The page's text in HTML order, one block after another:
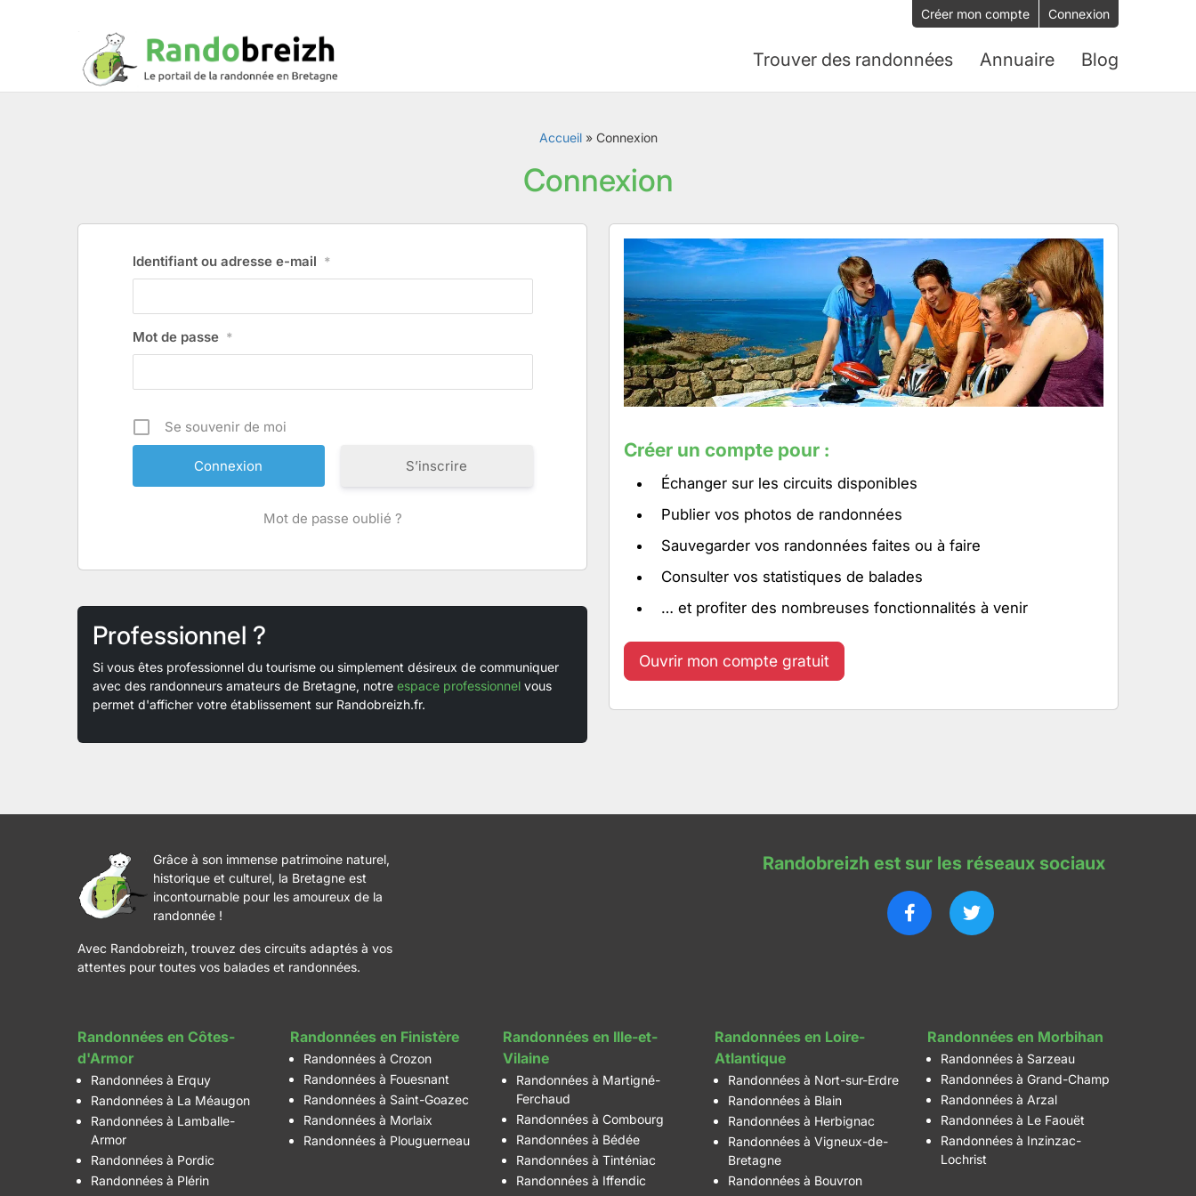
Créer mon compte Connexion
Trouver des randonnées Annuaire Blog
Accueil» Connexion
Connexion
Identifiant ou adresse e-mail *
Mot de passe *
Se souvenir de moi
S’inscrire
Mot de passe oublié ?
Professionnel ?
Si vous êtes professionnel du tourisme ou simplement désireux de communiquer
avec des randonneurs amateurs de Bretagne, notre espace professionnel vous
permet d'afficher votre établissement sur Randobreizh.fr.
Créer un compte pour :
Échanger sur les circuits disponibles
Publier vos photos de randonnées
Sauvegarder vos randonnées faites ou à faire
Consulter vos statistiques de balades
… et profiter des nombreuses fonctionnalités à venir
Ouvrir mon compte gratuit
Grâce à son immense patrimoine naturel,
historique et culturel, la Bretagne est
incontournable pour les amoureux de la
randonnée !
Avec Randobreizh, trouvez des circuits adaptés à vos
attentes pour toutes vos balades et randonnées.
Randobreizh est sur les réseaux sociaux
Randonnées en Côtes-
d'Armor
Randonnées à Erquy
Randonnées à La Méaugon
Randonnées à Lamballe-
Armor
Randonnées à Pordic
Randonnées à Plérin
Randonnées en Finistère
Randonnées à Crozon
Randonnées à Fouesnant
Randonnées à Saint-Goazec
Randonnées à Morlaix
Randonnées à Plouguerneau
Randonnées en Ille-et-
Vilaine
Randonnées à Martigné-
Ferchaud
Randonnées à Combourg
Randonnées à Bédée
Randonnées à Tinténiac
Randonnées à Iffendic
Randonnées en Loire-
Atlantique
Randonnées à Nort-sur-Erdre
Randonnées à Blain
Randonnées à Herbignac
Randonnées à Vigneux-de-
Bretagne
Randonnées à Bouvron
Randonnées en Morbihan
Randonnées à Sarzeau
Randonnées à Grand-Champ
Randonnées à Arzal
Randonnées à Le Faouët
Randonnées à Inzinzac-
Lochrist